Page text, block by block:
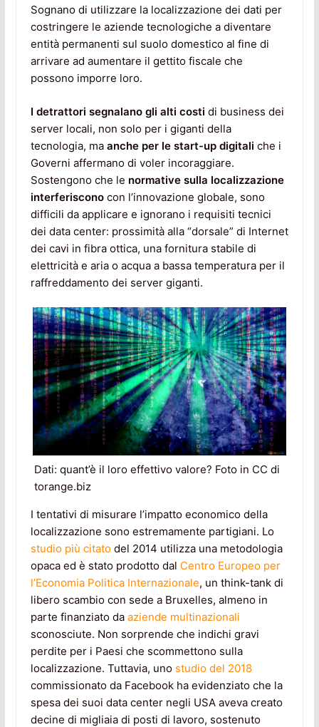
Sognano di utilizzare la localizzazione dei dati per
costringere le aziende tecnologiche a diventare
entità permanenti sul suolo domestico al fine di
arrivare ad aumentare il gettito fiscale che
possono imporre loro.
I detrattori segnalano gli alti costi di business dei
server locali, non solo per i giganti della
tecnologia, ma anche per le start-up digitali che i
Governi affermano di voler incoraggiare.
Sostengono che le normative sulla localizzazione
interferisconocon l’innovazione globale, sono
difficili da applicare e ignorano i requisiti tecnici
dei data center: prossimità alla “dorsale” di Internet
dei cavi in fibra ottica, una fornitura stabile di
elettricità e aria o acqua a bassa temperatura per il
raffreddamento dei server giganti.
Dati: quant’è il loro effettivo valore? Foto in CC di
torange.biz
I tentativi di misurare l’impatto economico della
localizzazione sono estremamente partigiani. Lo
studio più citatodel 2014 utilizza una metodologia
opaca ed è stato prodotto dal Centro Europeo per
l’Economia Politica Internazionale, un think-tank di
libero scambio con sede a Bruxelles, almeno in
parte finanziato da aziende multinazionali
sconosciute. Non sorprende che indichi gravi
perdite per i Paesi che scommettono sulla
localizzazione. Tuttavia, uno studio del 2018
commissionato da Facebook ha evidenziato che la
spesa dei suoi data center negli USA aveva creato
decine di migliaia di posti di lavoro, sostenuto